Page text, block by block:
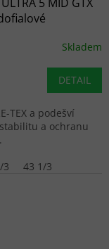
Skladem
DETAIL
TEX a podešví
a ochranu
3 43 1/3